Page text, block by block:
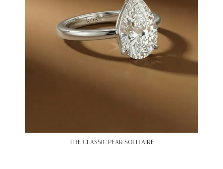
THE CLASSIC PEAR SOLITAIRE